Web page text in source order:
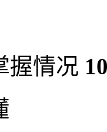
握情况